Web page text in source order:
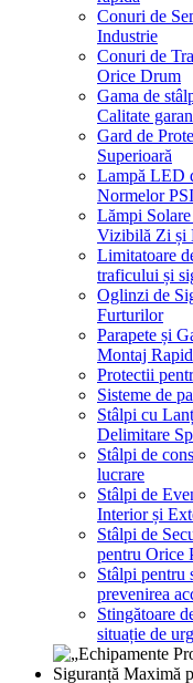
Conuri de
Industrie
Conuri de
Orice Drum
Gama de
Calitate
Gard de
Superioară
Lampă LED
Normelor PSI
Lămpi
Vizibilă Zi și
Limitatoare
traficului și
Oglinzi de
Furturilor
Parapete și
Montaj Rapid
Protectii
Sisteme de
Stâlpi cu
Delimitare
Stâlpi de
lucrare
Stâlpi de
Interior și
Stâlpi de
pentru Orice
Stâlpi pentru
prevenirea
Stingătoare
situație de